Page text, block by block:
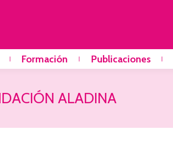
Formación Publicaciones
ALADINA